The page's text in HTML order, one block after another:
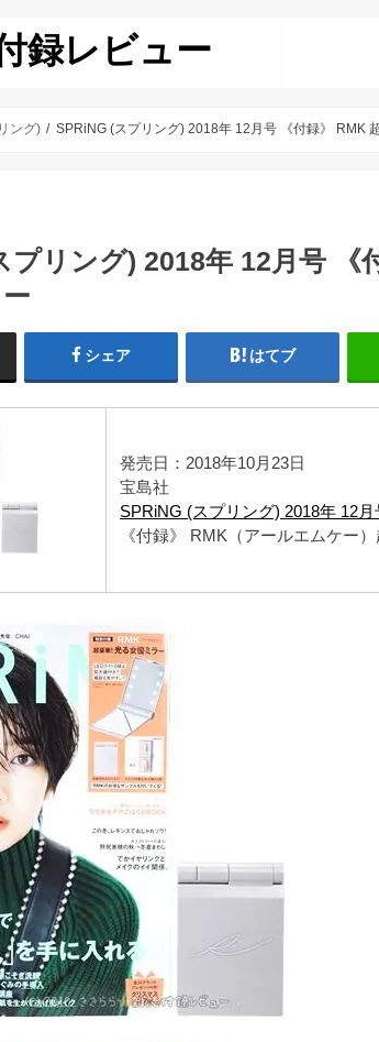
録レビュー
ング) SPRiNG (スプリング) 2018年 12月号 《付録》 RMK
プリング) 2018年 12月号 《
シェア はてブ
発売日：2018年10月23日
宝島社
SPRiNG (スプリング) 2018年 12月
《付録》 RMK（アールエムケー